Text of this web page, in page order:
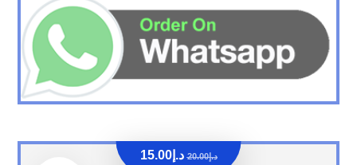
د.إ20.00 د.إ15.00